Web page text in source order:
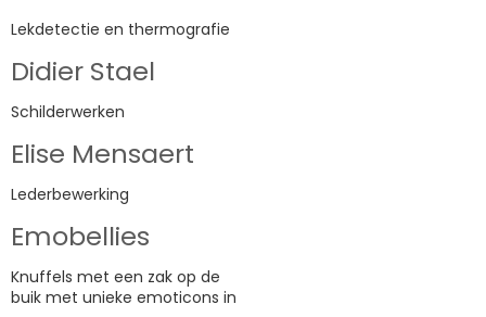
Lekdetectie en thermografie
Didier Stael
Schilderwerken
Elise Mensaert
Lederbewerking
Emobellies
Knuffels met een zak op de
buik met unieke emoticons in